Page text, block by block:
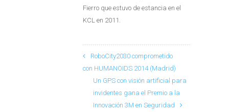
Fierro que estuvo de estancia en el
KCL en 2011.
RoboCity2030 comprometido
con HUMANOIDS 2014 (Madrid)
Un GPS con visión artificial para
invidentes gana el Premio a la
Innovación 3M en Seguridad